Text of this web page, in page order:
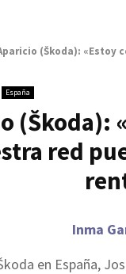
(Škoda): «Estoy
España
(Škoda):
red
Inma
koda en España,